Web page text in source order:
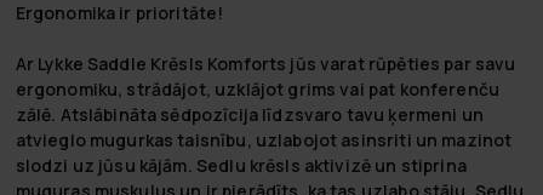
Ergonomika ir prioritāte!
Ar Lykke Saddle Krēsls Komforts jūs varat rūpēties par savu
ergonomiku, strādājot, uzklājot grims vai pat konferenču
zālē. Atslābināta sēdpozīcija līdzsvaro tavu ķermeni un
atvieglo mugurkas taisnību, uzlabojot asinsriti un mazinot
slodzi uz jūsu kājām. Sedlu krēsls aktivizē un stiprina